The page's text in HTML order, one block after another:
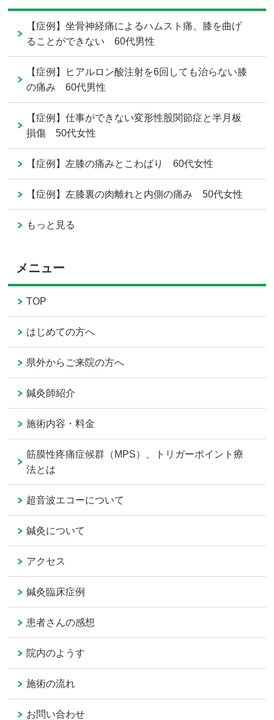
【症例】坐骨神経痛によるハムスト痛、膝を曲げ
ることができない 60代男性
【症例】ヒアルロン酸注射を6回しても治らない膝
の痛み 60代男性
【症例】仕事ができない変形性股関節症と半月板
損傷 50代女性
【症例】左膝の痛みとこわばり 60代女性
【症例】左膝裏の肉離れと内側の痛み 50代女性
もっと見る
メニュー
TOP
はじめての方へ
県外からご来院の方へ
鍼灸師紹介
施術内容・料金
筋膜性疼痛症候群（MPS）、トリガーポイント療
法とは
超音波エコーについて
鍼灸について
アクセス
鍼灸臨床症例
患者さんの感想
院内のようす
施術の流れ
お問い合わせ